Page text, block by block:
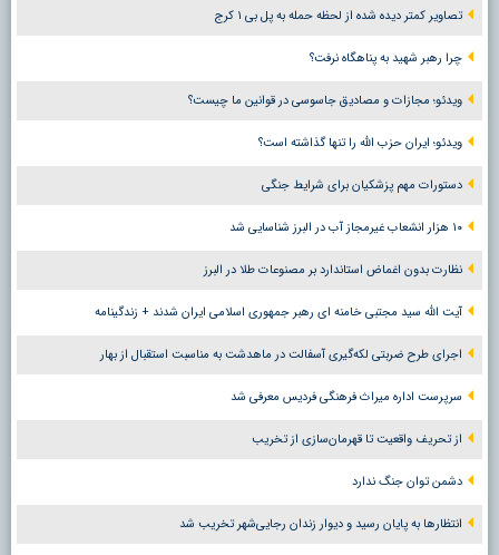
تصاویر کمتر دیده شده از لحظه حمله به پل بی ۱ کرج
چرا رهبر شهید به پناهگاه نرفت؟
ویدئو؛ مجازات و مصادیق جاسوسی در قوانین ما چیست؟
ویدئو؛ ایران حزب الله را تنها گذاشته است؟
دستورات مهم پزشکیان برای شرایط جنگی
۱۰ هزار انشعاب غیرمجاز آب در البرز شناسایی شد
نظارت بدون اغماض استاندارد بر مصنوعات طلا در البرز
آیت الله سید مجتبی خامنه ای رهبر جمهوری اسلامی ایران شدند + زندگینامه
اجرای طرح ضربتی لکه‌گیری آسفالت در ماهدشت به مناسبت استقبال از بهار
سرپرست اداره میراث فرهنگی فردیس معرفی شد
از تحریف واقعیت تا قهرمان‌سازی از تخریب
دشمن توان جنگ ندارد
انتظارها به پایان رسید و دیوار زندان رجایی‌شهر تخریب شد